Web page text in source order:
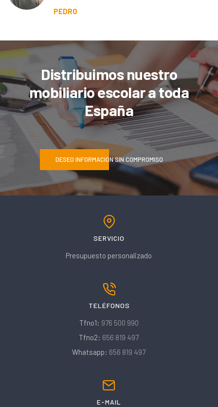
PEDRO
Distribuimos nuestro
mobiliario escolar a toda
España
DESEO INFORMACIÓN SIN COMPROMISO
SERVICIO
Presupuesto personalizado
TELÉFONOS
Tfno1: 976 500 990
Tfno2: 656 819 497
Whatsapp: 656 819 497
E-MAIL